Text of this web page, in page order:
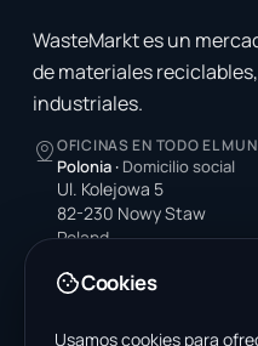
WasteMarkt es un
de materiales
industriales.
OFICINAS EN TODO EL
Polonia · Domicilio social
Ul. Kolejowa 5
82-230 Nowy Staw
Poland
Estados Unidos
Pinellas Park, FL 33781-
Cookies
Usamos cookies para